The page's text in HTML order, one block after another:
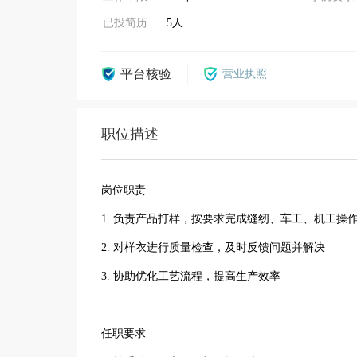
已投简历 5人
平台核验 营业执照
职位描述
岗位职责
1. 负责产品打样，按要求完成缝纫、车工、机工操
2. 对样衣进行质量检查，及时反馈问题并解决
3. 协助优化工艺流程，提高生产效率
任职要求